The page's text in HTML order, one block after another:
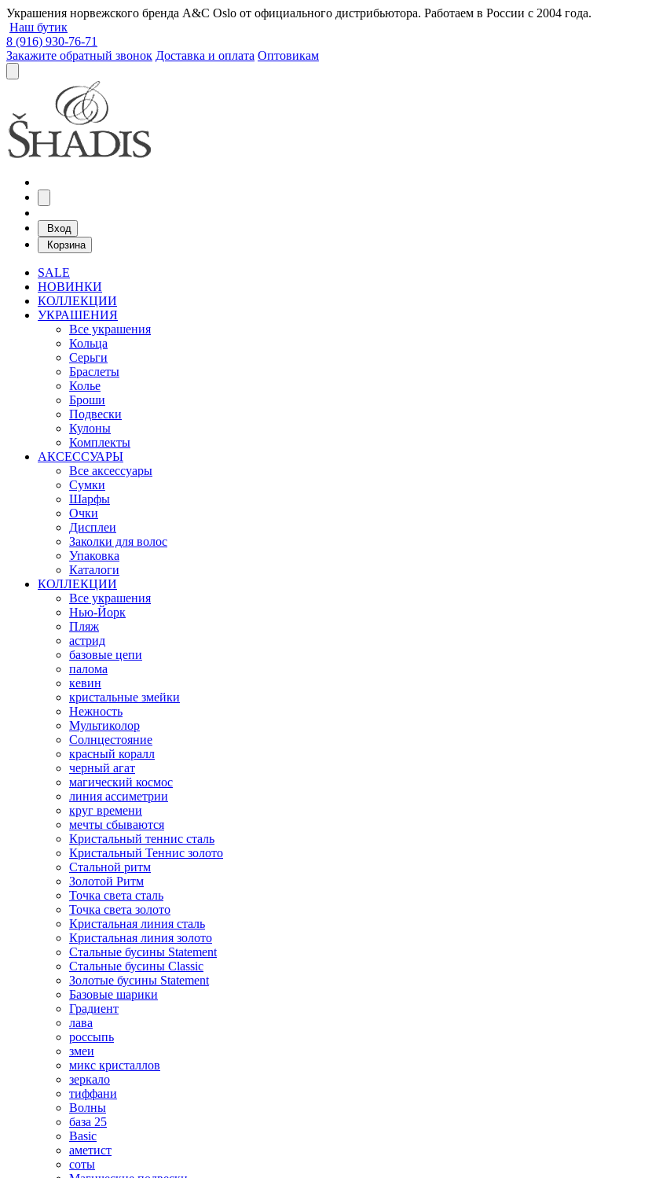
Украшения норвежского бренда A&C Oslo от официального дистрибьютора. Работаем в России с 2004 года.
Наш бутик
8 (916) 930-76-71
Закажите обратный звонок Доставка и оплата Оптовикам
Вход
Корзина
SALE
НОВИНКИ
КОЛЛЕКЦИИ
УКРАШЕНИЯ
Все украшения
Кольца
Серьги
Браслеты
Колье
Броши
Подвески
Кулоны
Комплекты
АКСЕССУАРЫ
Все аксессуары
Сумки
Шарфы
Очки
Дисплеи
Заколки для волос
Упаковка
Каталоги
КОЛЛЕКЦИИ
Все украшения
Нью-Йорк
Пляж
астрид
базовые цепи
палома
кевин
кристальные змейки
Нежность
Мультиколор
Солнцестояние
красный коралл
черный агат
магический космос
линия ассиметрии
круг времени
мечты сбываются
Кристальный теннис сталь
Кристальный Теннис золото
Стальной ритм
Золотой Ритм
Точка света сталь
Точка света золото
Кристальная линия сталь
Кристальная линия золото
Стальные бусины Statement
Стальные бусины Classic
Золотые бусины Statement
Базовые шарики
Градиент
лава
россыпь
змеи
микс кристаллов
зеркало
тиффани
Волны
база 25
Basic
аметист
соты